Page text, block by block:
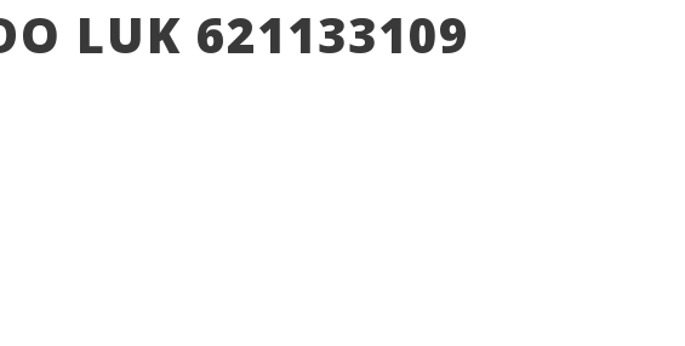
LUK 621133109